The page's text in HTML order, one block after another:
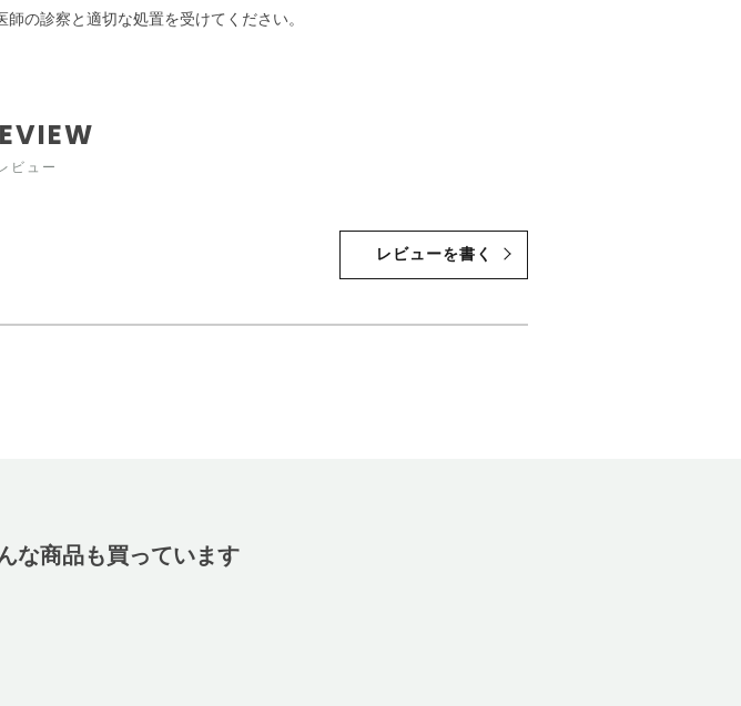
の診察と適切な処置を受けてください。
ビュー
レビューを書く
な商品も買っています